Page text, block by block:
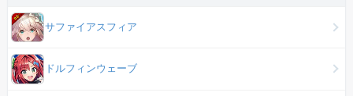
サファイアスフィア
ドルフィンウェーブ